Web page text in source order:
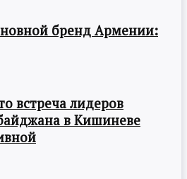
бренд Армении:
встреча лидеров
в Кишиневе